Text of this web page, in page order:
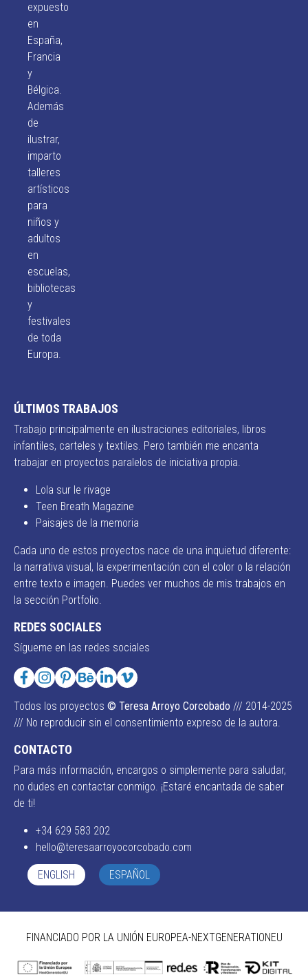
expuesto
en
España,
Francia
y
Bélgica.
Además
de
ilustrar,
imparto
talleres
artísticos
para
niños y
adultos
en
escuelas,
bibliotecas
y
festivales
de toda
Europa.
ÚLTIMOS TRABAJOS
Trabajo principalmente en ilustraciones editoriales, libros
infantiles, carteles y textiles. Pero también me encanta
trabajar en proyectos paralelos de iniciativa propia.
Lola sur le rivage
Teen Breath Magazine
Paisajes de la memoria
Cada uno de estos proyectos nace de una inquietud diferente:
la narrativa visual, la experimentación con el color o la relación
entre texto e imagen. Puedes ver muchos de mis trabajos en
la sección Portfolio.
REDES SOCIALES
Sígueme en las redes sociales
Todos los proyectos © Teresa Arroyo Corcobado /// 2014-2025
/// No reproducir sin el consentimiento expreso de la autora.
CONTACTO
Para más información, encargos o simplemente para saludar,
no dudes en contactar conmigo. ¡Estaré encantada de saber
de ti!
+34 629 583 202
hello@teresaarroyocorcobado.com
ENGLISH ESPAÑOL
FINANCIADO POR LA UNIÓN EUROPEA-NEXTGENERATIONEU